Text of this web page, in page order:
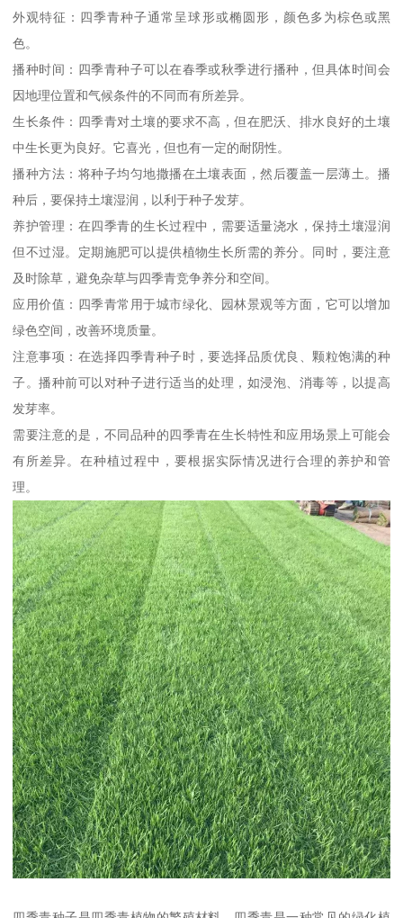
外观特征：四季青种子通常呈球形或椭圆形，颜色多为棕色或黑
色。
播种时间：四季青种子可以在春季或秋季进行播种，但具体时间会
因地理位置和气候条件的不同而有所差异。
生长条件：四季青对土壤的要求不高，但在肥沃、排水良好的土壤
中生长更为良好。它喜光，但也有一定的耐阴性。
播种方法：将种子均匀地撒播在土壤表面，然后覆盖一层薄土。播
种后，要保持土壤湿润，以利于种子发芽。
养护管理：在四季青的生长过程中，需要适量浇水，保持土壤湿润
但不过湿。定期施肥可以提供植物生长所需的养分。同时，要注意
及时除草，避免杂草与四季青竞争养分和空间。
应用价值：四季青常用于城市绿化、园林景观等方面，它可以增加
绿色空间，改善环境质量。
注意事项：在选择四季青种子时，要选择品质优良、颗粒饱满的种
子。播种前可以对种子进行适当的处理，如浸泡、消毒等，以提高
发芽率。
需要注意的是，不同品种的四季青在生长特性和应用场景上可能会
有所差异。在种植过程中，要根据实际情况进行合理的养护和管
理。